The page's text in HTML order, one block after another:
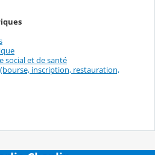
social et de santé
inscription, restauration,